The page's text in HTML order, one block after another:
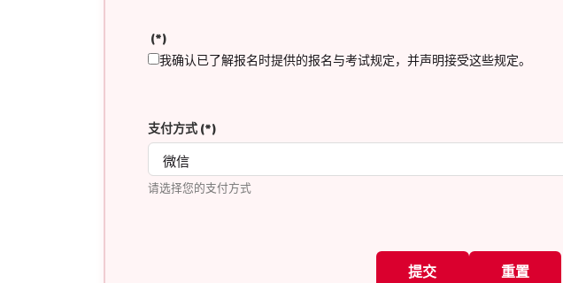
(*)
我确认已了解报名时提供的报名与考试规定，并声明接受这些规定。
支付方式 (*)
请选择您的支付方式
提交 重置